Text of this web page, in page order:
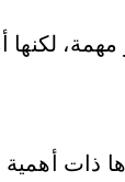
لكنها
ذات أهمية